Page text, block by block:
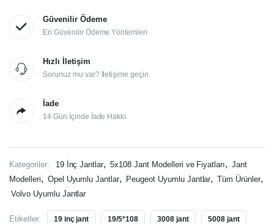
Güvenilir Ödeme
En Güvenilir Ödeme Yöntemleri
Hızlı İletişim
Sorunuz mu var? İletişime geçin.
İade
14 Gün İçinde İade Hakkı
Kategoriler: 19 İnç Jantlar, 5x108 Jant Modelleri ve Fiyatları, Jant
Modelleri, Opel Uyumlu Jantlar, Peugeot Uyumlu Jantlar, Tüm Ürünler,
Volvo Uyumlu Jantlar
Etiketler: 19 inç jant 19/5*108 3008 jant 5008 jant